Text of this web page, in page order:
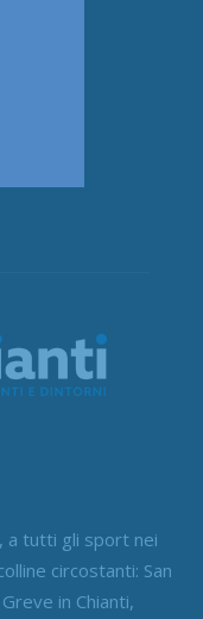
a tutti gli sport nei
circostanti: San
in Chianti,